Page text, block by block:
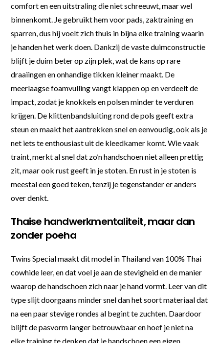
comfort en een uitstraling die niet schreeuwt, maar wel
binnenkomt. Je gebruikt hem voor pads, zaktraining en
sparren, dus hij voelt zich thuis in bijna elke training waarin
je handen het werk doen. Dankzij de vaste duimconstructie
blijft je duim beter op zijn plek, wat de kans op rare
draaiingen en onhandige tikken kleiner maakt. De
meerlaagse foamvulling vangt klappen op en verdeelt de
impact, zodat je knokkels en polsen minder te verduren
krijgen. De klittenbandsluiting rond de pols geeft extra
steun en maakt het aantrekken snel en eenvoudig, ook als je
net iets te enthousiast uit de kleedkamer komt. Wie vaak
traint, merkt al snel dat zo’n handschoen niet alleen prettig
zit, maar ook rust geeft in je stoten. En rust in je stoten is
meestal een goed teken, tenzij je tegenstander er anders
over denkt.
Thaise handwerkmentaliteit, maar dan
zonder poeha
Twins Special maakt dit model in Thailand van 100% Thai
cowhide leer, en dat voel je aan de stevigheid en de manier
waarop de handschoen zich naar je hand vormt. Leer van dit
type slijt doorgaans minder snel dan het soort materiaal dat
na een paar stevige rondes al begint te zuchten. Daardoor
blijft de pasvorm langer betrouwbaar en hoef je niet na
elke training te denken dat je handschoen een eigen